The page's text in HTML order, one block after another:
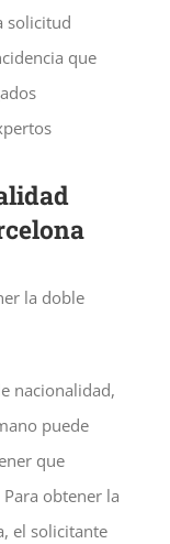
solicitud
que
la doble
nacionalidad,
puede
que
obtener la
el solicitante